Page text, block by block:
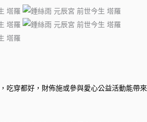
吃穿都好，財佈施或參與愛心公益活動能帶來